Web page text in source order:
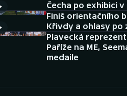
AZ kvíz
Čecha po exhibici v
Finiš orientačního
Křivdy a ohlasy po
Plavecká
Paříže na ME,
medaile